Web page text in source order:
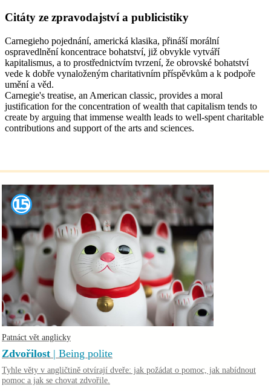
Citáty ze zpravodajství a publicistiky
Carnegieho pojednání, americká klasika, přináší morální
ospravedlnění koncentrace bohatství, již obvykle vytváří
kapitalismus, a to prostřednictvím tvrzení, že obrovské bohatství
vede k dobře vynaloženým charitativním příspěvkům a k podpoře
umění a věd.
Carnegie's treatise, an American classic, provides a moral
justification for the concentration of wealth that capitalism tends to
create by arguing that immense wealth leads to well-spent charitable
contributions and support of the arts and sciences.
Patnáct vět anglicky
Zdvořilost | Being polite
Tyhle věty v angličtině otvírají dveře: jak požádat o pomoc, jak nabídnout
pomoc a jak se chovat zdvořile.